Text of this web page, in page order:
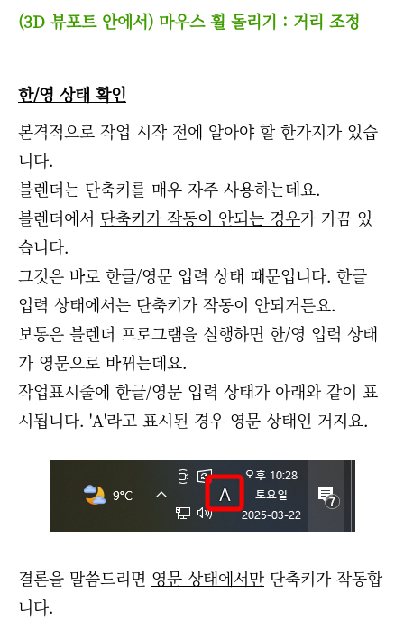
(3D 뷰포트 안에서) 마우스 휠 돌리기 : 거리 조정
한/영 상태 확인
본격적으로 작업 시작 전에 알아야 할 한가지가 있습
니다.
블렌더는 단축키를 매우 자주 사용하는데요.
블렌더에서 단축키가 작동이 안되는 경우가 가끔 있
습니다.
그것은 바로 한글/영문 입력 상태 때문입니다. 한글
입력 상태에서는 단축키가 작동이 안되거든요.
보통은 블렌더 프로그램을 실행하면 한/영 입력 상태
가 영문으로 바뀌는데요.
작업표시줄에 한글/영문 입력 상태가 아래와 같이 표
시됩니다. 'A'라고 표시된 경우 영문 상태인 거지요.
결론을 말씀드리면 영문 상태에서만 단축키가 작동합
니다.